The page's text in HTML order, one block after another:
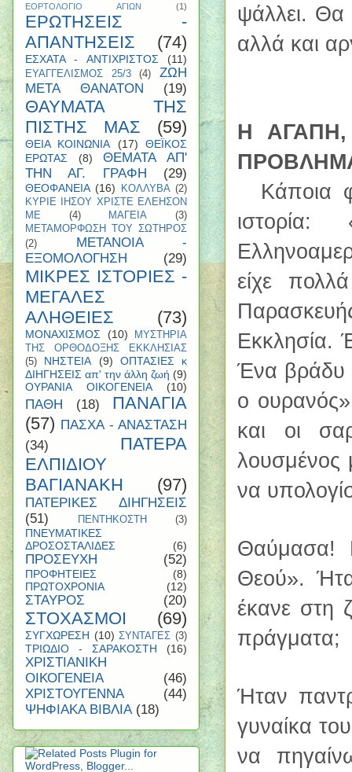
ψάλλει. Θα
αλλά και
Η
Κάποια
ι
είχε
Εκκλησία.
Ένα βράδυ
ο
και οι
να
Θαύμασα!
Θεού».
έκανε στη
πράγματα;
Ήταν
γυναίκα
να
ΕΟΡΤΟΛΟΓΙΟ ΑΓΙΩΝ (1)
ΕΡΩΤΗΣΕΙΣ -
ΑΠΑΝΤΗΣΕΙΣ
(74)
ΕΣΧΑΤΑ - ΑΝΤΙΧΡΙΣΤΟΣ (11)
ΕΥΑΓΓΕΛΙΣΜΟΣ 25/3 (4)
ΖΩΗ
ΜΕΤΑ ΘΑΝΑΤΟΝ
(19)
ΘΑΥΜΑΤΑ ΤΗΣ
ΠΙΣΤΗΣ ΜΑΣ
(59)
ΘΕΙΑ ΚΟΙΝΩΝΙΑ (17)
ΘΕΪΚΟΣ
ΕΡΩΤΑΣ
(8)
ΘΕΜΑΤΑ ΑΠ'
ΤΗΝ ΑΓ. ΓΡΑΦΗ
(29)
ΘΕΟΦΑΝΕΙΑ (16) ΚΟΛΛΥΒΑ (2)
ΚΥΡΙΕ ΙΗΣΟΥ ΧΡΙΣΤΕ ΕΛΕΗΣΟΝ
ΜΕ
(4) ΜΑΓΕΙΑ
(3)
ΜΕΤΑΜΟΡΦΩΣΗ ΤΟΥ ΣΩΤΗΡΟΣ
(2)
ΜΕΤΑΝΟΙΑ -
ΕΞΟΜΟΛΟΓΗΣΗ
(29)
ΜΙΚΡΕΣ ΙΣΤΟΡΙΕΣ -
ΜΕΓΑΛΕΣ
ΑΛΗΘΕΙΕΣ
(73)
ΜΟΝΑΧΙΣΜΟΣ (10)
ΜΥΣΤΗΡΙΑ
ΤΗΣ ΟΡΘΟΔΟΞΗΣ ΕΚΚΛΗΣΙΑΣ
(5)
ΝΗΣΤΕΙΑ (9)
ΟΠΤΑΣΙΕΣ κ
ΔΙΗΓΗΣΕΙΣ απ' την άλλη ζωή (9)
ΟΥΡΑΝΙΑ ΟΙΚΟΓΕΝΕΙΑ
(10)
ΠΑΘΗ (18)
ΠΑΝΑΓΙΑ
(57) ΠΑΣΧΑ - ΑΝΑΣΤΑΣΗ
(34)
ΠΑΤΕΡΑ
ΕΛΠΙΔΙΟΥ
ΒΑΓΙΑΝΑΚΗ
(97)
ΠΑΤΕΡΙΚΕΣ ΔΙΗΓΗΣΕΙΣ
(51)
ΠΕΝΤΗΚΟΣΤΗ (3)
ΠΝΕΥΜΑΤΙΚΕΣ
ΔΡΟΣΟΣΤΑΛΙΔΕΣ
(6)
ΠΡΟΣΕΥΧΗ (52)
ΠΡΟΦΗΤΕΙΕΣ
(8)
ΠΡΩΤΟΧΡΟΝΙΑ
(12)
ΣΤΑΥΡΟΣ (20)
ΣΤΟΧΑΣΜΟΙ (69)
ΣΥΓΧΩΡΕΣΗ (10) ΣΥΝΤΑΓΕΣ (3)
ΤΡΙΩΔΙΟ - ΣΑΡΑΚΟΣΤΗ (16)
ΧΡΙΣΤΙΑΝΙΚΗ
ΟΙΚΟΓΕΝΕΙΑ
(46)
ΧΡΙΣΤΟΥΓΕΝΝΑ
(44)
ΨΗΦΙΑΚΑ ΒΙΒΛΙΑ (18)